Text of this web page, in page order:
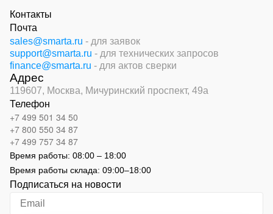
Контакты
Почта
sales@smarta.ru - для заявок
support@smarta.ru - для технических запросов
finance@smarta.ru - для актов сверки
Адрес
119607, Москва, Мичуринский проспект, 49а
Телефон
+7 499 501 34 50
+7 800 550 34 87
+7 499 757 34 87
Время работы: 08:00 – 18:00
Время работы склада: 09:00–18:00
Подписаться на новости